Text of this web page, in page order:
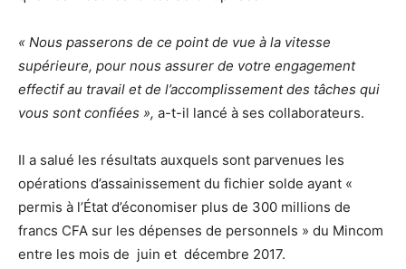
« Nous passerons de ce point de vue à la vitesse
supérieure, pour nous assurer de votre engagement
effectif au travail et de l’accomplissement des tâches qui
vous sont confiées », a-t-il lancé à ses collaborateurs.
Il a salué les résultats auxquels sont parvenues les
opérations d’assainissement du fichier solde ayant «
permis à l’État d’économiser plus de 300 millions de
francs CFA sur les dépenses de personnels » du Mincom
entre les mois de juin et décembre 2017.